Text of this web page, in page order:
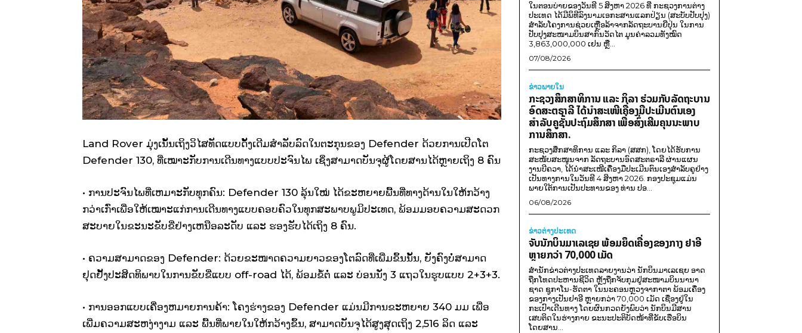
Land Rover ມຸ່ງເນັ້ນເຖິງວິໄສທັດແບບດັ້ງເດີມສຳລັບລົດໃນຕະກຸນຂອງ Defender ດ້ວຍການເປີດໂຕ
Defender 130, ທີ່ເໝາະກັບການເດີນທາງແບບປະຈົນໄພ ເຊິ່ງສາມາດບັນຈຸຜູ້ໂດຍສານໄດ້ຫຼາຍເຖິງ 8 ຄົນ
• ການປະຈົນໄພທີ່ເຫມາະກັບທຸກຄົນ: Defender 130 ລຸ້ນໃໝ່ ໄດ້ຂະຫຍາຍພື້ນທີ່ທາງດ້ານໃນໃຫ້ກວ້າງ
ກວ່າເກົ່າເພື່ອໃຫ້ເໝາະແກ່ການເດີນທາງແບບຄອບຄົວໃນທຸກສະພາບພູມິປະເທດ, ພ້ອມມອບຄວາມສະດວກ
ສະບາຍໃນຂະນະຂັບຂີ່ຢ່າງເຫນືອລະດັບ ແລະ ຮອງຮັບໄດ້ເຖິງ 8 ຄົນ.
• ຄວາມສາມາດຂອງ Defender: ດ້ວຍຂະໜາດຄວາມຍາວຂອງໂຕລົດທີ່ເພີ່ມຂຶ້ນນັ້ນ, ຍັງຄົງບໍ່ສາມາດ
ຢຸດຢັ້ງປະສິດທິພາບໃນການຂັບຂີ່ແບບ off-road ໄດ້, ພ້ອມຂໍ້ຕໍ່ ແລະ ບ່ອນນັ່ງ 3 ແຖວໃນຮູບແບບ 2+3+3.
• ການອອກແບບເຄື່ອງຫມາຍການຄ້າ: ໂຄງຮ່າງຂອງ Defender ແມ່ນມີການຂະຫຍາຍ 340 ມມ ເພື່ອ
ເພີ່ມຄວາມສະຫງ່າງາມ ແລະ ພື້ນທີ່ພາຍໃນໃຫ້ກວ້າງຂຶ້ນ, ສາມາດບັນຈຸໄດ້ສູງສຸດເຖິງ 2,516 ລິດ ແລະ
ໃນຕອນບ່າຍຂອງວັນທີ 5 ສິງຫາ 2026 ທີ່ ກະຊວງການຕ່າງ
ປະເທດ ໄດ້ມີພິທີລົງນາມເອກະສານແລກປ່ຽນ (ສະບັບປັບປຸງ)
ສໍາລັບໂຄງການຊ່ວຍເຫຼືອລ້າຈາກລັດຖະບານຍີ່ປຸ່ນ ໃນການ
ປັບປຸງສະໜາມບິນສາກົນວັດໄຕ ມູນຄ່າລວມທັງໝົດ
3,863,000,000 ເຢນ ຫຼື...
07/08/2026
ຂ່າວພາຍ​ໃນ
ກະຊວງສຶກສາທິການ ແລະ ກິລາ ຮ່ວມກັບລັດຖະບານ
ອົດສະຕຣາລີ ໄດ້ນຳສະເໜີເຄື່ອງມືປະເມີນຕົນເອງ
ສຳລັບຄູຊັ້ນປະຖົມສຶກສາ ເພື່ອສົ່ງເສີມຄຸນນະພາບ
ການສຶກສາ.
ກະຊວງສຶກສາທິການ ແລະ ກິລາ (ສສກ), ໂດຍໄດ້ຮັບການ
ສະໜັບສະໜູນຈາກ ລັດຖະບານອົດສະຕຣາລີ ຜ່ານແຜນ
ງານບີຄວາ, ໄດ້ນຳສະເໜີເຄື່ອງມືປະເມີນຕົນເອງສຳລັບຄູຢ່າງ
ເປັນທາງການໃນວັນທີ 4 ສິງຫາ 2026. ກອງປະຊຸມແມ່ນ
ພາຍໃຕ້ການເປັນປະທານຂອງ ທ່ານ ປອ...
06/08/2026
ຂ່າວຕ່າງປະເທດ
ຈັບນັກບິນມາເລເຊຍ ພ້ອມຍຶດເຄື່ອງຂອງກາງ ຢາອີ
ຫຼາຍກວ່າ 70,000 ເມັດ
ສຳນັກຂ່າວຕ່າງປະເທດລາຍງານວ່າ ນັກບິນມາເລເຊຍ ອາດ
ຖືກໂທດປະຫານຊີວິດ ຫຼັງຖືກຈັບກຸມຢູ່ສະໜາມບິນນານາ
ຊາດ ຊູກາໂນ-ຮັດຕາ ໃນນະຄອນຫຼວງຈາກາຕາ ພ້ອມເຄື່ອງ
ຂອງກາງເປັນຢາອີ ຫຼາຍກວ່າ 70,000 ເມັດ ເຊື່ອງຢູ່ໃນ
ກະເປົາເດີນທາງ ໂດຍຜົນກວດຍັງພົບວ່າ ນັກບິນມີສານ
ເສບຕິດໃນຮ່າງກາຍ ຂະນະປະຕິບັດໜ້າທີ່ຂັບເຮືອບິນ
ໂດຍສານ...